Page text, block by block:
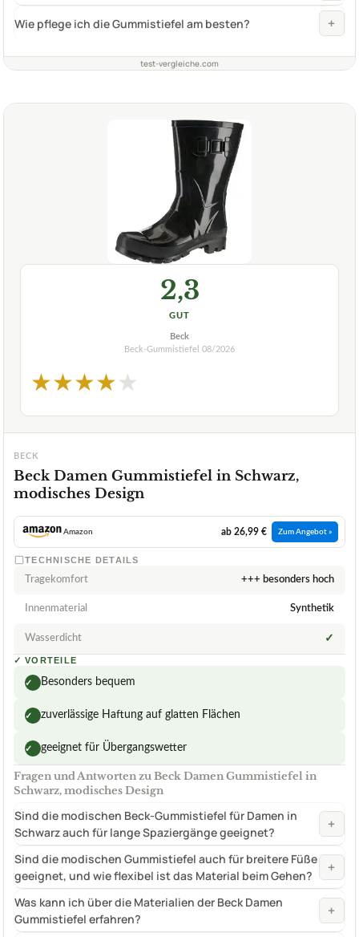
Wie pflege ich die Gummistiefel am besten? +
test-vergleiche.com
2,3
GUT
Beck
Beck-Gummistiefel
08/2026
★★★★★
BECK
Beck Damen Gummistiefel in Schwarz,
modisches Design
Amazon ab 26,99 € Zum Angebot »
TECHNISCHE DETAILS
Tragekomfort +++ besonders hoch
Innenmaterial Synthetik
Wasserdicht ✓
✓ VORTEILE
✓ Besonders bequem
✓ zuverlässige Haftung auf glatten Flächen
✓ geeignet für Übergangswetter
Fragen und Antworten zu Beck Damen Gummistiefel in
Schwarz, modisches Design
Sind die modischen Beck-Gummistiefel für Damen in
Schwarz auch für lange Spaziergänge geeignet?
+
Sind die modischen Gummistiefel auch für breitere Füße
geeignet, und wie flexibel ist das Material beim Gehen?
+
Was kann ich über die Materialien der Beck Damen
Gummistiefel erfahren?
+